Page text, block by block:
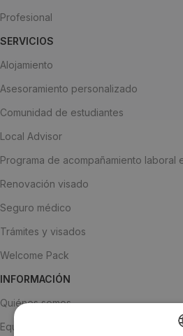
Profesional
SERVICIOS
Alojamiento
Asesoramiento personalizado
Comunidad de estudiantes
Local Advisor
Programa de acompañamiento laboral
Renovación visado
Seguro médico
Trámites y visados
Welcome Pack
INFORMACIÓN
Quiénes somos
Equipo